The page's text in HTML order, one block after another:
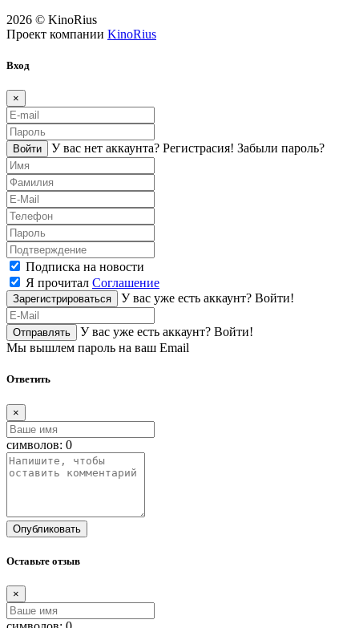
2026 © KinoRius
Проект компании KinoRius
Вход
×
Войти У вас нет аккаунта? Регистраcия! Забыли пароль?
Подписка на новости
Я прочитал Соглашение
Зарегистрироваться У вас уже есть аккаунт? Войти!
Отправлять У вас уже есть аккаунт? Войти!
Мы вышлем пароль на ваш Email
Ответить
×
символов: 0
Опубликовать
Оставьте отзыв
×